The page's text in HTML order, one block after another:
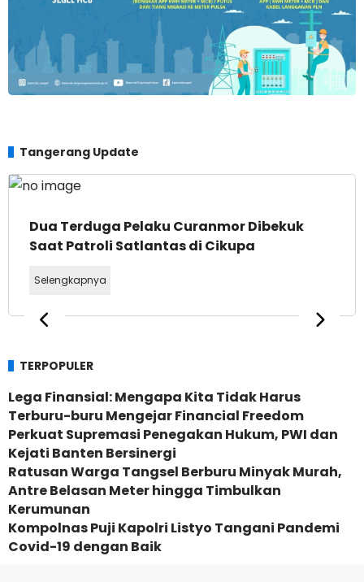
Tangerang Update
Dua Terduga Pelaku Curanmor Dibekuk
Saat Patroli Satlantas di Cikupa
Selengkapnya
TERPOPULER
Lega Finansial: Mengapa Kita Tidak Harus
Terburu-buru Mengejar Financial Freedom
Perkuat Supremasi Penegakan Hukum, PWI dan
Kejati Banten Bersinergi
Ratusan Warga Tangsel Berburu Minyak Murah,
Antre Belasan Meter hingga Timbulkan
Kerumunan
Kompolnas Puji Kapolri Listyo Tangani Pandemi
Covid-19 dengan Baik